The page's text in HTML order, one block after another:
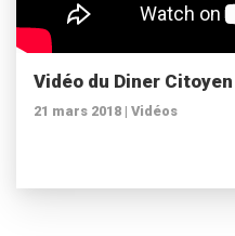
Vidéo du Diner
21 mars 2018 | Vidéos